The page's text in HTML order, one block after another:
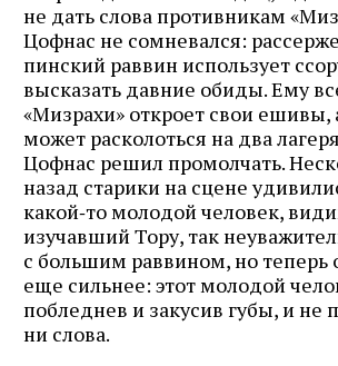
не дать слова противникам
Цофнас не сомневался:
пинский раввин использует
высказать давние обиды. Ему
«Мизрахи» откроет свои ешивы,
может расколоться на два
Цофнас решил промолчать.
назад старики на сцене
какой‑то молодой человек,
изучавший Тору, так
с большим раввином, но теперь
еще сильнее: этот молодой
побледнев и закусив губы, и не
ни слова.
почте
Подписаться